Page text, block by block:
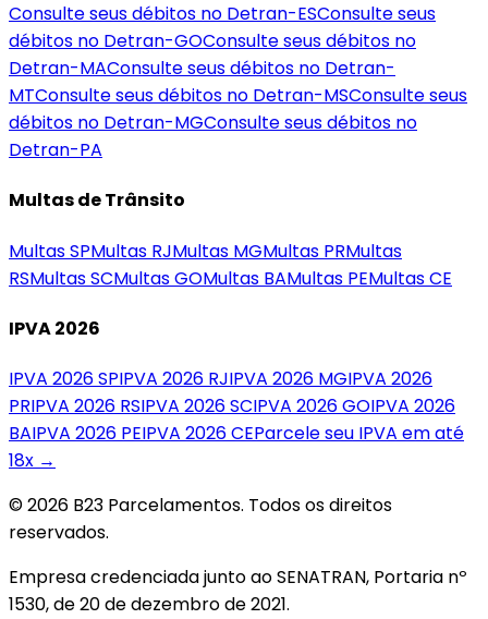
Consulte seus débitos no Detran-ESConsulte seus
débitos no Detran-GOConsulte seus débitos no
Detran-MAConsulte seus débitos no Detran-
MTConsulte seus débitos no Detran-MSConsulte seus
débitos no Detran-MGConsulte seus débitos no
Detran-PA
Multas de Trânsito
MultasSPMultas RJMultas MGMultas PRMultas
RSMultasSCMultasGOMultas BAMultas PEMultasCE
IPVA 2026
IPVA 2026SPIPVA 2026 RJIPVA 2026 MGIPVA 2026
PRIPVA 2026 RSIPVA 2026SCIPVA 2026GOIPVA 2026
BAIPVA 2026 PEIPVA 2026CEParcele seu IPVA em até
18x →
© 2026 B23 Parcelamentos. Todos os direitos
reservados.
Empresa credenciada junto ao SENATRAN, Portaria nº
1530, de 20 de dezembro de 2021.